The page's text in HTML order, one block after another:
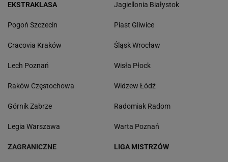
EKSTRAKLASA
Pogoń Szczecin
Cracovia Kraków
Lech Poznań
Raków Częstochowa
Górnik Zabrze
Legia Warszawa
Jagiellonia Białystok
Piast Gliwice
Śląsk Wrocław
Wisła Płock
Widzew Łódź
Radomiak Radom
Warta Poznań
ZAGRANICZNE LIGA MISTRZÓW